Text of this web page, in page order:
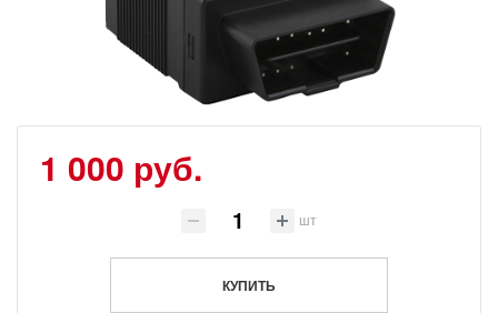
1 000 руб.
шт
КУПИТЬ